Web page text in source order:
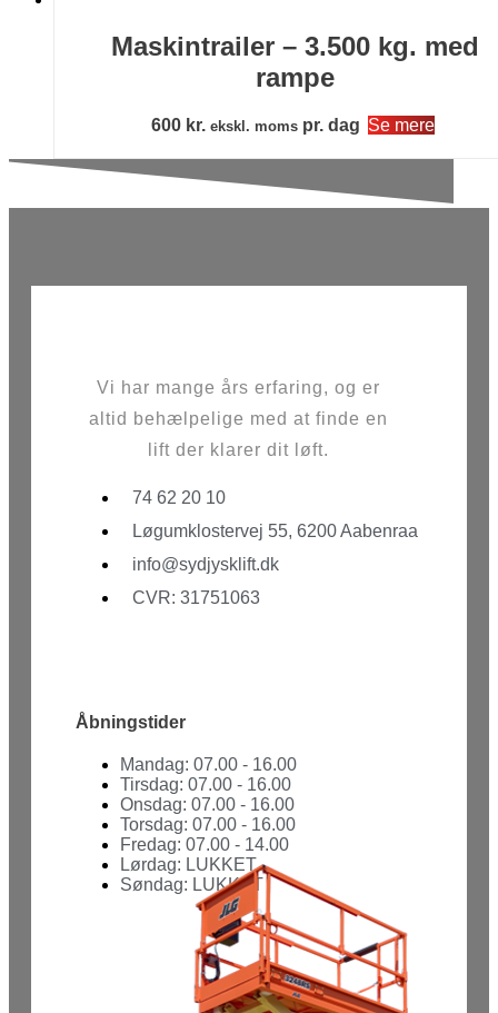
Maskintrailer – 3.500 kg. med
rampe
600 kr. ekskl. moms pr. dag Se mere
Vi har mange års erfaring, og er
altid behælpelige med at finde en
lift der klarer dit løft.
74 62 20 10
Løgumklostervej 55, 6200 Aabenraa
info@sydjysklift.dk
CVR: 31751063
Åbningstider
Mandag: 07.00 - 16.00
Tirsdag: 07.00 - 16.00
Onsdag: 07.00 - 16.00
Torsdag: 07.00 - 16.00
Fredag: 07.00 - 14.00
Lørdag: LUKKET
Søndag: LUKKET